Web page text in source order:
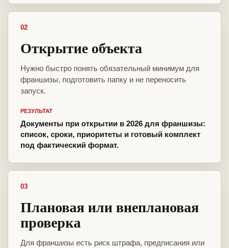
02
Открытие объекта
Нужно быстро понять обязательный минимум для
франшизы, подготовить папку и не переносить
запуск.
РЕЗУЛЬТАТ
Документы при открытии в 2026 для франшизы:
список, сроки, приоритеты и готовый комплект
под фактический формат.
03
Плановая или внеплановая
проверка
Для франшизы есть риск штрафа, предписания или